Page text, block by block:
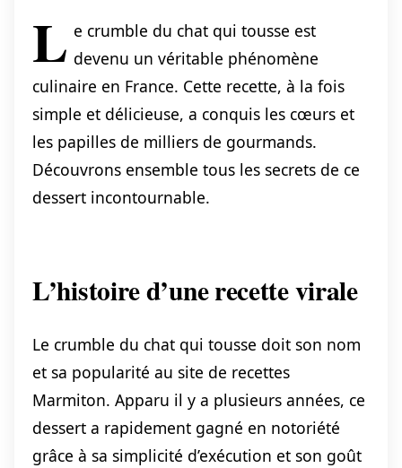
L e crumble du chat qui tousse est
devenu un véritable phénomène
culinaire en France. Cette recette, à la fois
simple et délicieuse, a conquis les cœurs et
les papilles de milliers de gourmands.
Découvrons ensemble tous les secrets de ce
dessert incontournable.
L’histoire d’une recette virale
Le crumble du chat qui tousse doit son nom
et sa popularité au site de recettes
Marmiton. Apparu il y a plusieurs années, ce
dessert a rapidement gagné en notoriété
grâce à sa simplicité d’exécution et son goût